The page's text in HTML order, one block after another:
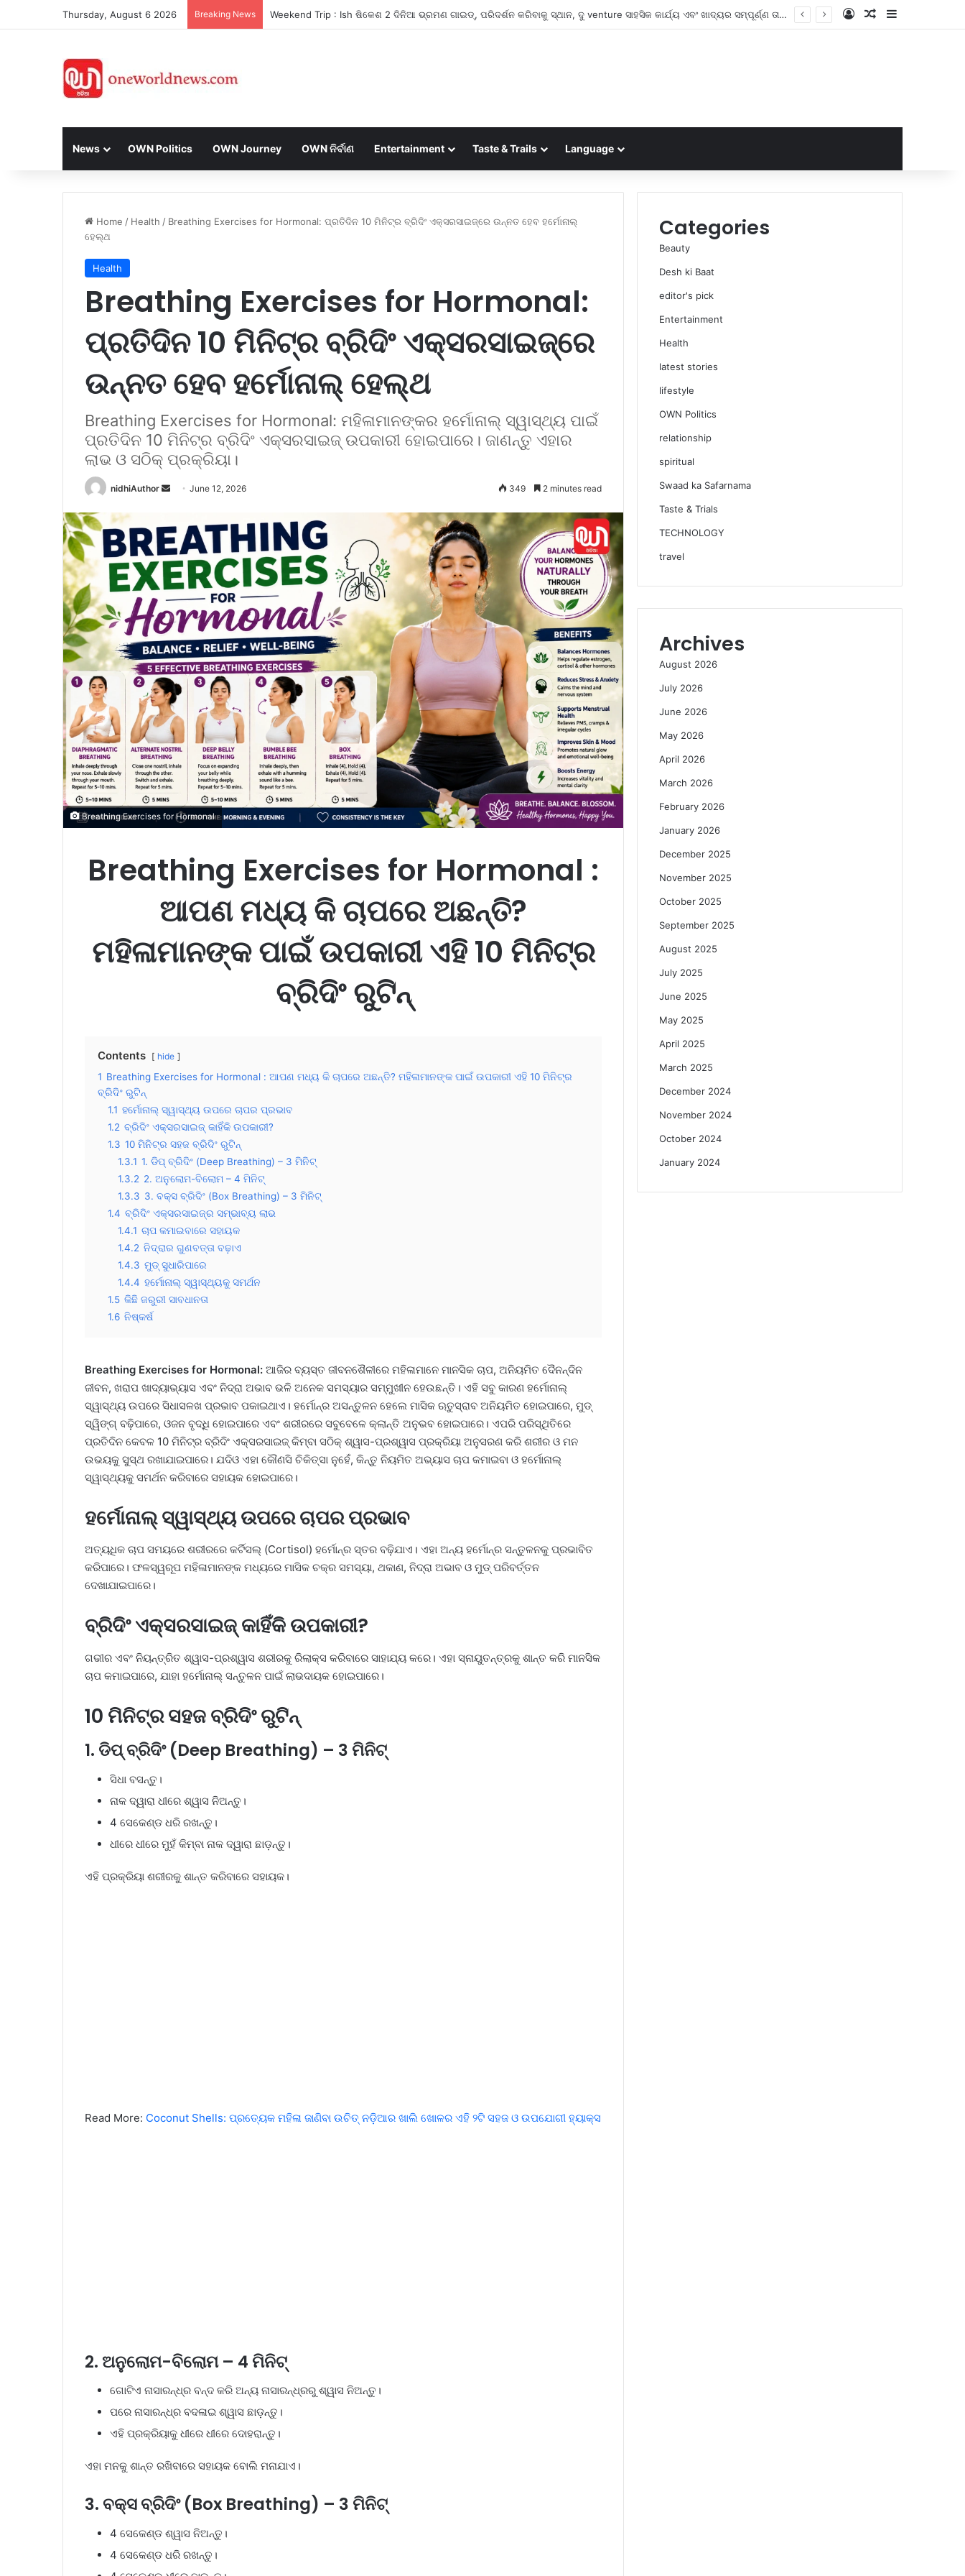
Thursday, August 6 2026 Breaking News Unemployment Scheme India :ଚାକିରି ହରାଇବା ପରେ 3 ମାସ ପାଇଁ ଆପଣଙ୍କ ଦରମାର 50% ପାଆନ୍ତୁ; ଏହି ସରକାରୀ ଯୋଜନାର ଲାଭ କିଏ ପାଇପାରିବେ ଜାଣନ୍ତୁ। Log InRandom Article
News OWN Politics OWN Journey OWN ନିର୍ବାଣ Entertainment Taste & Trails Language
Home / Health / Breathing Exercises for Hormonal: ପ୍ରତିଦିନ 10 ମିନିଟ୍‌ର ବ୍ରିଦିଂ ଏକ୍ସରସାଇଜ୍‌ରେ ଉନ୍ନତ ହେବ ହର୍ମୋନାଲ୍
ହେଲ୍ଥ
Health
Breathing Exercises for Hormonal:
ପ୍ରତିଦିନ 10 ମିନିଟ୍‌ର ବ୍ରିଦିଂ ଏକ୍ସରସାଇଜ୍‌ରେ
ଉନ୍ନତ ହେବ ହର୍ମୋନାଲ୍ ହେଲ୍ଥ
Breathing Exercises for Hormonal: ମହିଳାମାନଙ୍କର ହର୍ମୋନାଲ୍ ସ୍ୱାସ୍ଥ୍ୟ ପାଇଁ
ପ୍ରତିଦିନ 10 ମିନିଟ୍‌ର ବ୍ରିଦିଂ ଏକ୍ସରସାଇଜ୍ ଉପକାରୀ ହୋଇପାରେ। ଜାଣନ୍ତୁ ଏହାର
ଲାଭ ଓ ସଠିକ୍ ପ୍ରକ୍ରିୟା।
nidhiAuthor
d
a
n
e
m
a
i
l
June 12, 2026 349 2 minutes read
Breathing Exercises for Hormonal
Breathing Exercises for Hormonal :
ଆପଣ ମଧ୍ୟ କି ଚାପରେ ଅଛନ୍ତି?
ମହିଳାମାନଙ୍କ ପାଇଁ ଉପକାରୀ ଏହି 10 ମିନିଟ୍‌ର
ବ୍ରିଦିଂ ରୁଟିନ୍
Contents hide
1 Breathing Exercises for Hormonal : ଆପଣ ମଧ୍ୟ କି ଚାପରେ ଅଛନ୍ତି? ମହିଳାମାନଙ୍କ ପାଇଁ ଉପକାରୀ ଏହି 10 ମିନିଟ୍‌ର
ବ୍ରିଦିଂ ରୁଟିନ୍
1.1 ହର୍ମୋନାଲ୍ ସ୍ୱାସ୍ଥ୍ୟ ଉପରେ ଚାପର ପ୍ରଭାବ
1.2 ବ୍ରିଦିଂ ଏକ୍ସରସାଇଜ୍ କାହିଁକି ଉପକାରୀ?
1.3 10 ମିନିଟ୍‌ର ସହଜ ବ୍ରିଦିଂ ରୁଟିନ୍
1.3.1 1. ଡିପ୍ ବ୍ରିଦିଂ (Deep Breathing) – 3 ମିନିଟ୍
1.3.2 2. ଅନୁଲୋମ-ବିଲୋମ – 4 ମିନିଟ୍
1.3.3 3. ବକ୍ସ ବ୍ରିଦିଂ (Box Breathing) – 3 ମିନିଟ୍
1.4 ବ୍ରିଦିଂ ଏକ୍ସରସାଇଜ୍‌ର ସମ୍ଭାବ୍ୟ ଲାଭ
1.4.1 ଚାପ କମାଇବାରେ ସହାୟକ
1.4.2 ନିଦ୍ରାର ଗୁଣବତ୍ତା ବଢ଼ାଏ
1.4.3 ମୁଡ୍ ସୁଧାରିପାରେ
1.4.4 ହର୍ମୋନାଲ୍ ସ୍ୱାସ୍ଥ୍ୟକୁ ସମର୍ଥନ
1.5 କିଛି ଜରୁରୀ ସାବଧାନତା
1.6 ନିଷ୍କର୍ଷ
Breathing Exercises for Hormonal: ଆଜିର ବ୍ୟସ୍ତ ଜୀବନଶୈଳୀରେ ମହିଳାମାନେ ମାନସିକ ଚାପ, ଅନିୟମିତ ଦୈନନ୍ଦିନ
ଜୀବନ, ଖରାପ ଖାଦ୍ୟାଭ୍ୟାସ ଏବଂ ନିଦ୍ରା ଅଭାବ ଭଳି ଅନେକ ସମସ୍ୟାର ସମ୍ମୁଖୀନ ହେଉଛନ୍ତି। ଏହି ସବୁ କାରଣ ହର୍ମୋନାଲ୍
ସ୍ୱାସ୍ଥ୍ୟ ଉପରେ ସିଧାସଳଖ ପ୍ରଭାବ ପକାଇଥାଏ। ହର୍ମୋନ୍‌ର ଅସନ୍ତୁଳନ ହେଲେ ମାସିକ ଋତୁସ୍ରାବ ଅନିୟମିତ ହୋଇପାରେ, ମୁଡ୍
ସ୍ୱିଙ୍ଗ୍ ବଢ଼ିପାରେ, ଓଜନ ବୃଦ୍ଧି ହୋଇପାରେ ଏବଂ ଶରୀରରେ ସବୁବେଳେ କ୍ଲାନ୍ତି ଅନୁଭବ ହୋଇପାରେ। ଏପରି ପରିସ୍ଥିତିରେ
ପ୍ରତିଦିନ କେବଳ 10 ମିନିଟ୍‌ର ବ୍ରିଦିଂ ଏକ୍ସରସାଇଜ୍ କିମ୍ବା ସଠିକ୍ ଶ୍ୱାସ-ପ୍ରଶ୍ୱାସ ପ୍ରକ୍ରିୟା ଅନୁସରଣ କରି ଶରୀର ଓ ମନ
ଉଭୟକୁ ସୁସ୍ଥ ରଖାଯାଇପାରେ। ଯଦିଓ ଏହା କୌଣସି ଚିକିତ୍ସା ନୁହେଁ, କିନ୍ତୁ ନିୟମିତ ଅଭ୍ୟାସ ଚାପ କମାଇବା ଓ ହର୍ମୋନାଲ୍
ସ୍ୱାସ୍ଥ୍ୟକୁ ସମର୍ଥନ କରିବାରେ ସହାୟକ ହୋଇପାରେ।
ହର୍ମୋନାଲ୍ ସ୍ୱାସ୍ଥ୍ୟ ଉପରେ ଚାପର ପ୍ରଭାବ
ଅତ୍ୟଧିକ ଚାପ ସମୟରେ ଶରୀରରେ କର୍ଟିସଲ୍ (Cortisol) ହର୍ମୋନ୍‌ର ସ୍ତର ବଢ଼ିଯାଏ। ଏହା ଅନ୍ୟ ହର୍ମୋନ୍‌ର ସନ୍ତୁଳନକୁ ପ୍ରଭାବିତ
କରିପାରେ। ଫଳସ୍ୱରୂପ ମହିଳାମାନଙ୍କ ମଧ୍ୟରେ ମାସିକ ଚକ୍ର ସମସ୍ୟା, ଥକାଣ, ନିଦ୍ରା ଅଭାବ ଓ ମୁଡ୍ ପରିବର୍ତ୍ତନ
ଦେଖାଯାଇପାରେ।
ବ୍ରିଦିଂ ଏକ୍ସରସାଇଜ୍ କାହିଁକି ଉପକାରୀ?
ଗଭୀର ଏବଂ ନିୟନ୍ତ୍ରିତ ଶ୍ୱାସ-ପ୍ରଶ୍ୱାସ ଶରୀରକୁ ରିଲାକ୍ସ କରିବାରେ ସାହାଯ୍ୟ କରେ। ଏହା ସ୍ନାୟୁତନ୍ତ୍ରକୁ ଶାନ୍ତ କରି ମାନସିକ
ଚାପ କମାଇପାରେ, ଯାହା ହର୍ମୋନାଲ୍ ସନ୍ତୁଳନ ପାଇଁ ଲାଭଦାୟକ ହୋଇପାରେ।
10 ମିନିଟ୍‌ର ସହଜ ବ୍ରିଦିଂ ରୁଟିନ୍
1. ଡିପ୍ ବ୍ରିଦିଂ (Deep Breathing) – 3 ମିନିଟ୍
ସିଧା ବସନ୍ତୁ।
ନାକ ଦ୍ୱାରା ଧୀରେ ଶ୍ୱାସ ନିଅନ୍ତୁ।
4 ସେକେଣ୍ଡ ଧରି ରଖନ୍ତୁ।
ଧୀରେ ଧୀରେ ମୁହଁ କିମ୍ବା ନାକ ଦ୍ୱାରା ଛାଡ଼ନ୍ତୁ।
ଏହି ପ୍ରକ୍ରିୟା ଶରୀରକୁ ଶାନ୍ତ କରିବାରେ ସହାୟକ।
Read More: Coconut Shells: ପ୍ରତ୍ୟେକ ମହିଳା ଜାଣିବା ଉଚିତ୍ ନଡ଼ିଆର ଖାଲି ଖୋଳର ଏହି ୨ଟି ସହଜ ଓ ଉପଯୋଗୀ ହ୍ୟାକ୍ସ
2. ଅନୁଲୋମ-ବିଲୋମ – 4 ମିନିଟ୍
ଗୋଟିଏ ନାସାରନ୍ଧ୍ର ବନ୍ଦ କରି ଅନ୍ୟ ନାସାରନ୍ଧ୍ରରୁ ଶ୍ୱାସ ନିଅନ୍ତୁ।
ପରେ ନାସାରନ୍ଧ୍ର ବଦଳାଇ ଶ୍ୱାସ ଛାଡ଼ନ୍ତୁ।
ଏହି ପ୍ରକ୍ରିୟାକୁ ଧୀରେ ଧୀରେ ଦୋହରାନ୍ତୁ।
ଏହା ମନକୁ ଶାନ୍ତ ରଖିବାରେ ସହାୟକ ବୋଲି ମନାଯାଏ।
3. ବକ୍ସ ବ୍ରିଦିଂ (Box Breathing) – 3 ମିନିଟ୍
4 ସେକେଣ୍ଡ ଶ୍ୱାସ ନିଅନ୍ତୁ।
4 ସେକେଣ୍ଡ ଧରି ରଖନ୍ତୁ।
Categories
Beauty
Desh ki Baat
editor's pick
Entertainment
Health
latest stories
lifestyle
OWN Politics
relationship
spiritual
Swaad ka Safarnama
Taste & Trials
TECHNOLOGY
travel
Archives
August 2026
July 2026
June 2026
May 2026
April 2026
March 2026
February 2026
January 2026
December 2025
November 2025
October 2025
September 2025
August 2025
July 2025
June 2025
May 2025
April 2025
March 2025
December 2024
November 2024
October 2024
January 2024